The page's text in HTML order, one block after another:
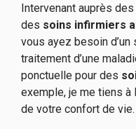
Intervenant auprès
des soins infirmiers
vous ayez besoin
traitement d’une
ponctuelle pour des
exemple, je me tiens
de votre confort de vie.